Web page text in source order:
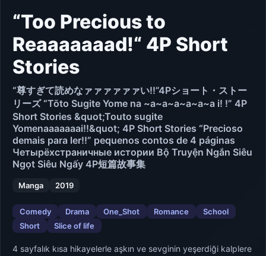
“Too Precious to
Reaaaaaaad!“ 4P Short
Stories
“尊すぎて読めなァァァァァァい!!”4Pショート・ストー
リーズ “Tōto Sugite Yome na ~a~a~a~a~a~a i! !” 4P
Short Stories &quot;Touto sugite
Yomenaaaaaaai!!&quot; 4P Short Stories “Precioso
demais para ler!!” pequenos contos de 4 páginas
Четырёхстраничные истории Bộ Truyện Ngắn Siêu
Ngọt Siêu Ngấy 4P短篇故事集
Manga 2019
Comedy Drama One_Shot Romance
School
Short
Slice of life
4 sayfalık kısa hikayelerle aşkın ve sevginin yeşerdiği kalplere